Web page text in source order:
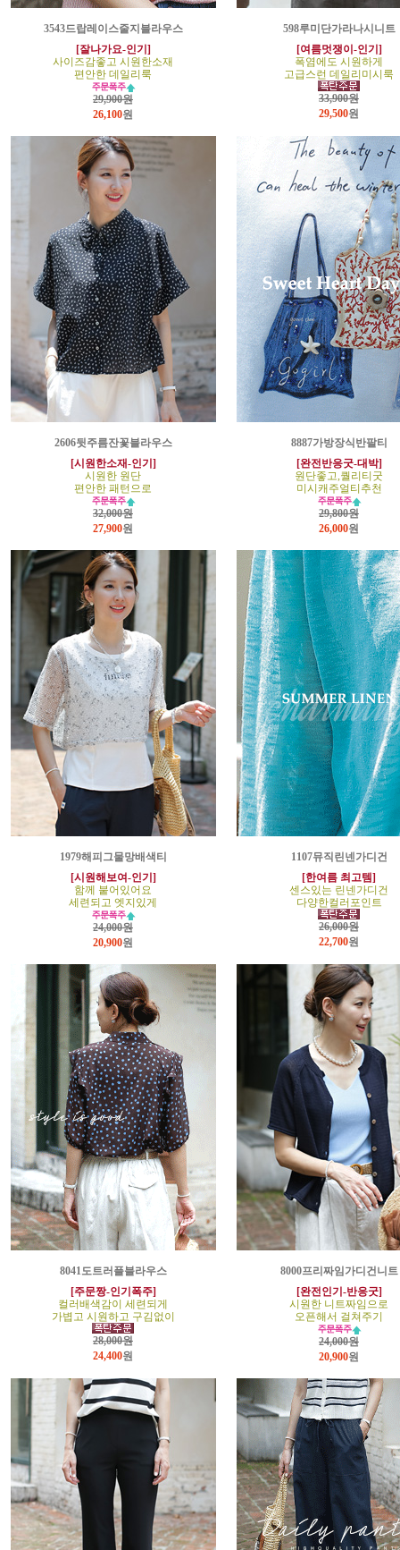
3543드랍레이스줄지블라우스
[잘나가요-인기]
사이즈감좋고 시원한소재
편안한 데일리룩
29,900원
26,100원
598루미단가라나시니트
[여름멋쟁이-인기]
폭염에도 시원하게
고급스런 데일리미시룩
33,900원
29,500원
2606뒷주름잔꽃블라우스
[시원한소재-인기]
시원한 원단
편안한 패턴으로
32,000원
27,900원
8887가방장식반팔티
[완전반응굿-대박]
원단좋고,퀄리티굿
미시캐주얼티추천
29,800원
26,000원
1979해피그물망배색티
[시원해보여-인기]
함께 붙어있어요
세련되고 엣지있게
24,000원
20,900원
1107뮤직린넨가디건
[한여름 최고템]
센스있는 린넨가디건
다양한컬러포인트
26,000원
22,700원
8041도트러플블라우스
[주문짱-인기폭주]
컬러배색감이 세련되게
가볍고 시원하고 구김없이
28,000원
24,400원
8000프리짜임가디건니트
[완전인기-반응굿]
시원한 니트짜임으로
오픈해서 걸쳐주기
24,000원
20,900원